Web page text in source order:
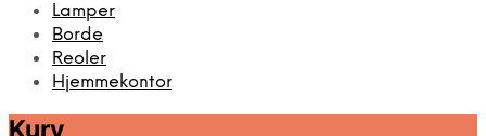
Lamper
Borde
Reoler
Hjemmekontor
Kurv